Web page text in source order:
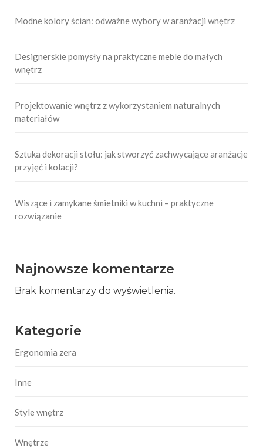
Modne kolory ścian: odważne wybory w aranżacji wnętrz
Designerskie pomysły na praktyczne meble do małych
wnętrz
Projektowanie wnętrz z wykorzystaniem naturalnych
materiałów
Sztuka dekoracji stołu: jak stworzyć zachwycające aranżacje
przyjęć i kolacji?
Wiszące i zamykane śmietniki w kuchni – praktyczne
rozwiązanie
Najnowsze komentarze
Brak komentarzy do wyświetlenia.
Kategorie
Ergonomia zera
Inne
Style wnętrz
Wnętrze